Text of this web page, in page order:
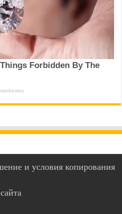
и условия копирования